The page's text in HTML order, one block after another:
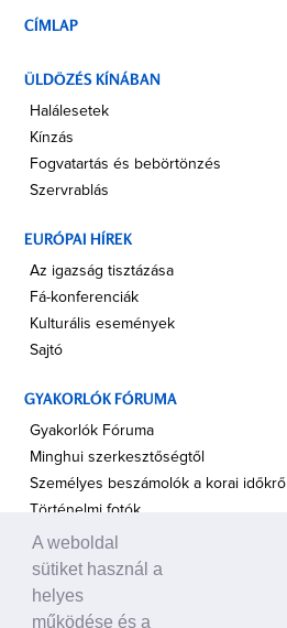
CÍMLAP
ÜLDÖZÉS KÍNÁBAN
Halálesetek
Kínzás
Fogvatartás és bebörtönzés
Szervrablás
EURÓPAI HÍREK
Az igazság tisztázása
Fá-konferenciák
Kulturális események
Sajtó
GYAKORLÓK FÓRUMA
Gyakorlók Fóruma
Minghui szerkesztőségtől
Személyes beszámolók a korai időkről
Történelmi fotók
A TÁMOGATÁS HANGJA
Politikusok
Civil szervezetek, ENSZ
A weboldal
sütiket használ a
helyes
működése és a